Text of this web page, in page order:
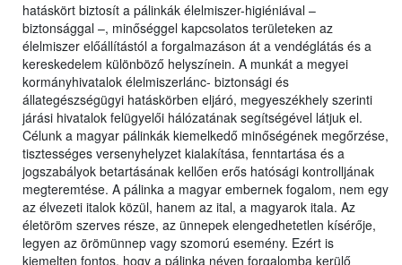
hatáskört biztosít a pálinkák élelmiszer-higiéniával –
biztonsággal –, minőséggel kapcsolatos területeken az
élelmiszer előállítástól a forgalmazáson át a vendéglátás és a
kereskedelem különböző helyszínein. A munkát a megyei
kormányhivatalok élelmiszerlánc- biztonsági és
állategészségügyi hatáskörben eljáró, megyeszékhely szerinti
járási hivatalok felügyelői hálózatának segítségével látjuk el.
Célunk a magyar pálinkák kiemelkedő minőségének megőrzése,
tisztességes versenyhelyzet kialakítása, fenntartása és a
jogszabályok betartásának kellően erős hatósági kontrolljának
megteremtése. A pálinka a magyar embernek fogalom, nem egy
az élvezeti italok közül, hanem az ital, a magyarok itala. Az
életöröm szerves része, az ünnepek elengedhetetlen kísérője,
legyen az örömünnep vagy szomorú esemény. Ezért is
kiemelten fontos, hogy a pálinka néven forgalomba kerülő